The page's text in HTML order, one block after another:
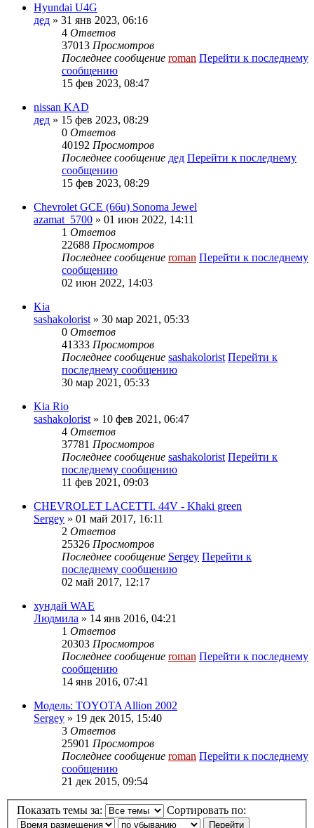
Hyundai U4G
дед » 31 янв 2023, 06:16
4 Ответов
37013 Просмотров
Последнее сообщение roman Перейти к последнему
сообщению
15 фев 2023, 08:47
nissan KAD
дед » 15 фев 2023, 08:29
0 Ответов
40192 Просмотров
Последнее сообщение дед Перейти к последнему
сообщению
15 фев 2023, 08:29
Chevrolet GCE (66u) Sonoma Jewel
azamat_5700 » 01 июн 2022, 14:11
1 Ответов
22688 Просмотров
Последнее сообщение roman Перейти к последнему
сообщению
02 июн 2022, 14:03
Kia
sashakolorist » 30 мар 2021, 05:33
0 Ответов
41333 Просмотров
Последнее сообщение sashakolorist Перейти к
последнему сообщению
30 мар 2021, 05:33
Kia Rio
sashakolorist » 10 фев 2021, 06:47
4 Ответов
37781 Просмотров
Последнее сообщение sashakolorist Перейти к
последнему сообщению
11 фев 2021, 09:03
CHEVROLET LACETTI. 44V - Khaki green
Sergey » 01 май 2017, 16:11
2 Ответов
25326 Просмотров
Последнее сообщение Sergey Перейти к
последнему сообщению
02 май 2017, 12:17
хундай WAE
Людмила » 14 янв 2016, 04:21
1 Ответов
20303 Просмотров
Последнее сообщение roman Перейти к последнему
сообщению
14 янв 2016, 07:41
Модель: TOYOTA Allion 2002
Sergey » 19 дек 2015, 15:40
3 Ответов
25901 Просмотров
Последнее сообщение roman Перейти к последнему
сообщению
21 дек 2015, 09:54
Показать темы за: Сортировать по: